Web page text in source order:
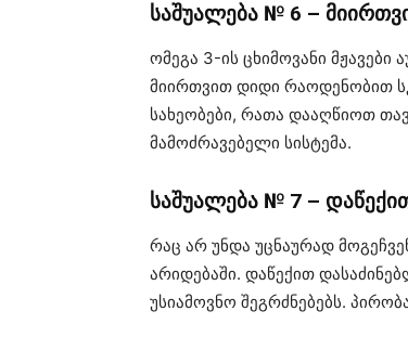
საშუალება № 6 –
ომეგა 3-ის ცხიმოვანი
მიირთვით დიდი რაოდენობით
სახეობები, რათა დააღწიოთ
მამოძრავებელი სისტემა.
საშუალება № 7 –
რაც არ უნდა უცნაურად
არიდებაში. დაწექით
უსიამოვნო შეგრძნებებს.